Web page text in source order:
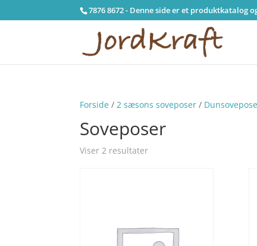
7876 8672 - Denne side er et produktkatalog
Forside /2 sæsons soveposer /
Soveposer
Viser 2 resultater